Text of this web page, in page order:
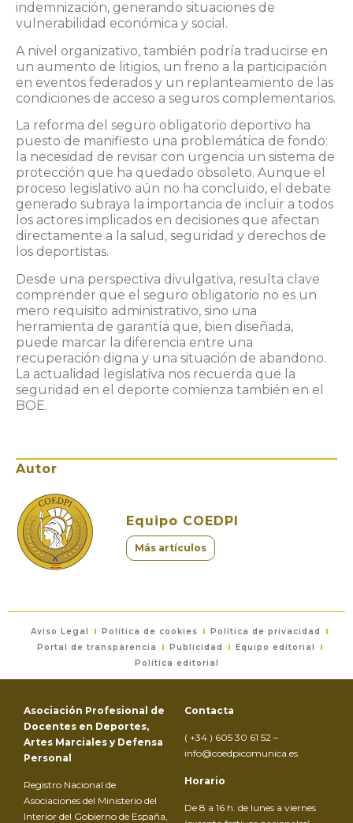
indemnización, generando situaciones de
vulnerabilidad económica y social.
A nivel organizativo, también podría traducirse en
un aumento de litigios, un freno a la participación
en eventos federados y un replanteamiento de las
condiciones de acceso a seguros complementarios.
La reforma del seguro obligatorio deportivo ha
puesto de manifiesto una problemática de fondo:
la necesidad de revisar con urgencia un sistema de
protección que ha quedado obsoleto. Aunque el
proceso legislativo aún no ha concluido, el debate
generado subraya la importancia de incluir a todos
los actores implicados en decisiones que afectan
directamente a la salud, seguridad y derechos de
los deportistas.
Desde una perspectiva divulgativa, resulta clave
comprender que el seguro obligatorio no es un
mero requisito administrativo, sino una
herramienta de garantía que, bien diseñada,
puede marcar la diferencia entre una
recuperación digna y una situación de abandono.
La actualidad legislativa nos recuerda que la
seguridad en el deporte comienza también en el
BOE.
Autor
Equipo COEDPI
Más artículos
Aviso Legal Política de cookies
Política de privacidad
Portal de transparencia
Publicidad
Equipo editorial
Política editorial
Asociación Profesional de
Docentes en Deportes,
Artes Marciales y Defensa
Personal
Registro Nacional de
Asociaciones del Ministerio del
Interior del Gobierno de España,
Contacta
( +34 ) 605 30 61 52 –
info@coedpicomunica.es
Horario
De 8 a 16 h. de lunes a viernes